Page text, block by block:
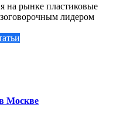
на рынке пластиковые
лидером
Москве